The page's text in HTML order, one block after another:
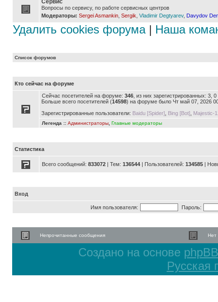
Сервис
Вопросы по сервису, по работе сервисных центров
Модераторы: Sergei Asmankin Sergik Vladimir Degtyarev, Davydov
Удалить cookies форума| Наша
Список форумов
Кто сейчас на форуме
Сейчас посетителей на форуме: 346 , из них зарегистрированных: 3,
Больше всего посетителей (14598) на форуме было Чт май 07, 2026
Зарегистрированные пользователи: Baidu [Spider] Bing [Bot] Majestic-
Легенда :: Администраторы Главные модераторы
Статистика
Всего сообщений: 833072 | Тем: 136544 | Пользователей: 134585 |
Вход
Имя пользователя: Пароль:
Непрочитанные сообщения Нет
Создано на основе phpBB
Русская